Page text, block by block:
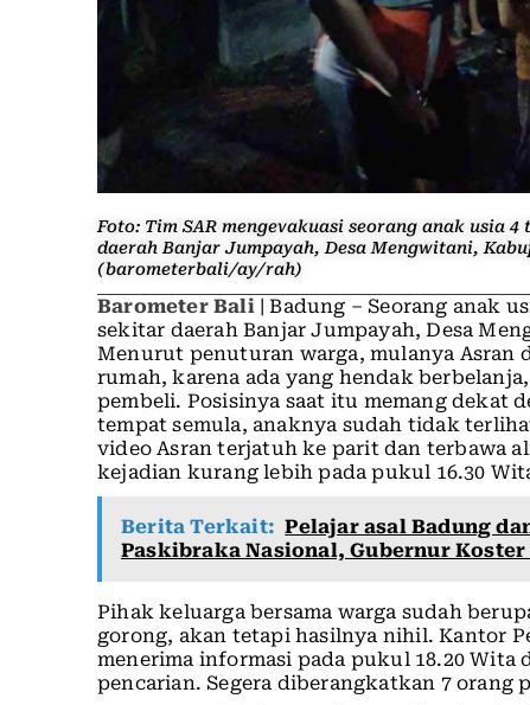
Foto: Tim SAR mengevakuasi seorang anak
daerah Banjar Jumpayah, Desa Mengwitani,
(barometerbali/ay/rah)
Barometer Bali | Badung – Seorang anak
sekitar daerah Banjar Jumpayah, Desa
Menurut penuturan warga, mulanya Asran
rumah, karena ada yang hendak
pembeli. Posisinya saat itu memang dekat
tempat semula, anaknya sudah tidak
video Asran terjatuh ke parit dan terbawa
kejadian kurang lebih pada pukul 16.30
Berita Terkait: Pelajar asal Badung
Paskibraka Nasional, Gubernur
Pihak keluarga bersama warga sudah
gorong, akan tetapi hasilnya nihil. Kantor
menerima informasi pada pukul 18.20
pencarian. Segera diberangkatkan 7